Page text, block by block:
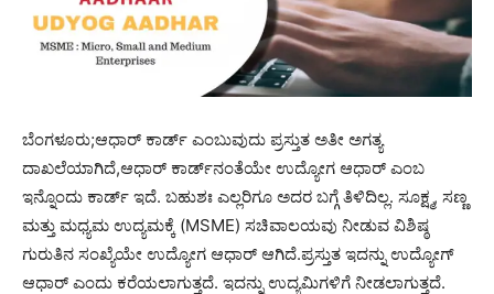
ಬೆಂಗಳೂರು;ಆಧಾರ್ ಕಾರ್ಡ್ ಎಂಬುವುದು ಪ್ರಸ್ತುತ ಅತೀ ಅಗತ್ಯ
ದಾಖಲೆಯಾಗಿದೆ,ಆಧಾರ್ ಕಾರ್ಡ್‌ನಂತೆಯೇ ಉದ್ಯೋಗ ಆಧಾರ್ ಎಂಬ
ಇನ್ನೊಂದು ಕಾರ್ಡ್ ಇದೆ. ಬಹುಶಃ ಎಲ್ಲರಿಗೂ ಅದರ ಬಗ್ಗೆ ತಿಳಿದಿಲ್ಲ. ಸೂಕ್ಷ್ಮ, ಸಣ್ಣ
ಮತ್ತು ಮಧ್ಯಮ ಉದ್ಯಮಕ್ಕೆ (MSME) ಸಚಿವಾಲಯವು ನೀಡುವ ವಿಶಿಷ್ಠ
ಗುರುತಿನ ಸಂಖ್ಯೆಯೇ ಉದ್ಯೋಗ ಆಧಾರ್ ಆಗಿದೆ.ಪ್ರಸ್ತುತ ಇದನ್ನು ಉದ್ಯೋಗ್
ಆಧಾರ್ ಎಂದು ಕರೆಯಲಾಗುತ್ತದೆ. ಇದನ್ನು ಉದ್ಯಮಿಗಳಿಗೆ ನೀಡಲಾಗುತ್ತದೆ.